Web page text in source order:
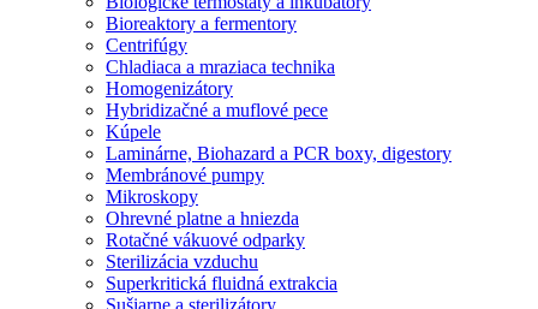
Bioreaktory a fermentory
Centrifúgy
Chladiaca a mraziaca technika
Homogenizátory
Hybridizačné a muflové pece
Kúpele
Laminárne, Biohazard a PCR boxy, digestory
Membránové pumpy
Mikroskopy
Ohrevné platne a hniezda
Rotačné vákuové odparky
Sterilizácia vzduchu
Superkritická fluidná extrakcia